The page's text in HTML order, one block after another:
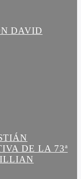
DAVID
DE LA 73ª